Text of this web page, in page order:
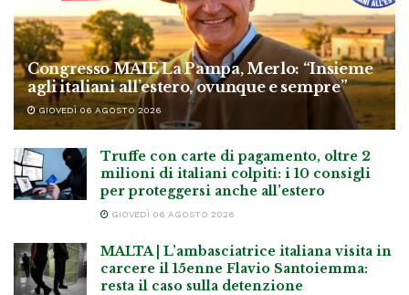
Congresso MAIE La Pampa, Merlo: “Insieme
agli italiani all’estero, ovunque e sempre”
GIOVEDÌ 06 AGOSTO 2026
Truffe con carte di pagamento, oltre 2
milioni di italiani colpiti: i 10 consigli
per proteggersi anche all’estero
GIOVEDÌ 06 AGOSTO 2026
MALTA | L’ambasciatrice italiana visita in
carcere il 15enne Flavio Santoiemma:
resta il caso sulla detenzione